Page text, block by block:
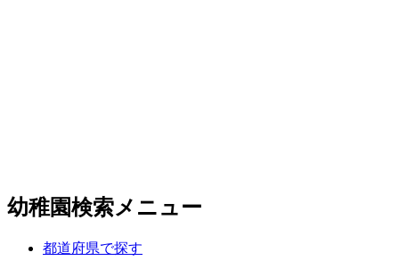
幼稚園検索メニュー
都道府県で探す